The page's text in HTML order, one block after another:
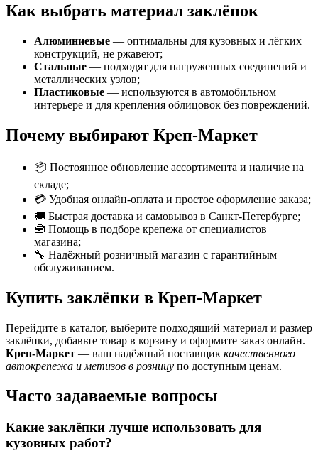
Как выбрать материал заклёпок
Алюминиевые — оптимальны для кузовных и лёгких
конструкций, не ржавеют;
Стальные — подходят для нагруженных соединений и
металлических узлов;
Пластиковые — используются в автомобильном
интерьере и для крепления облицовок без повреждений.
Почему выбирают Креп-Маркет
📦 Постоянное обновление ассортимента и наличие на
складе;
💳 Удобная онлайн-оплата и простое оформление заказа;
🚚 Быстрая доставка и самовывоз в Санкт-Петербурге;
🧰 Помощь в подборе крепежа от специалистов
магазина;
🔧 Надёжный розничный магазин с гарантийным
обслуживанием.
Купить заклёпки в Креп-Маркет
Перейдите в каталог, выберите подходящий материал и размер
заклёпки, добавьте товар в корзину и оформите заказ онлайн.
Креп-Маркет — ваш надёжный поставщик качественного
автокрепежа и метизов в розницу по доступным ценам.
Часто задаваемые вопросы
Какие заклёпки лучше использовать для
кузовных работ?